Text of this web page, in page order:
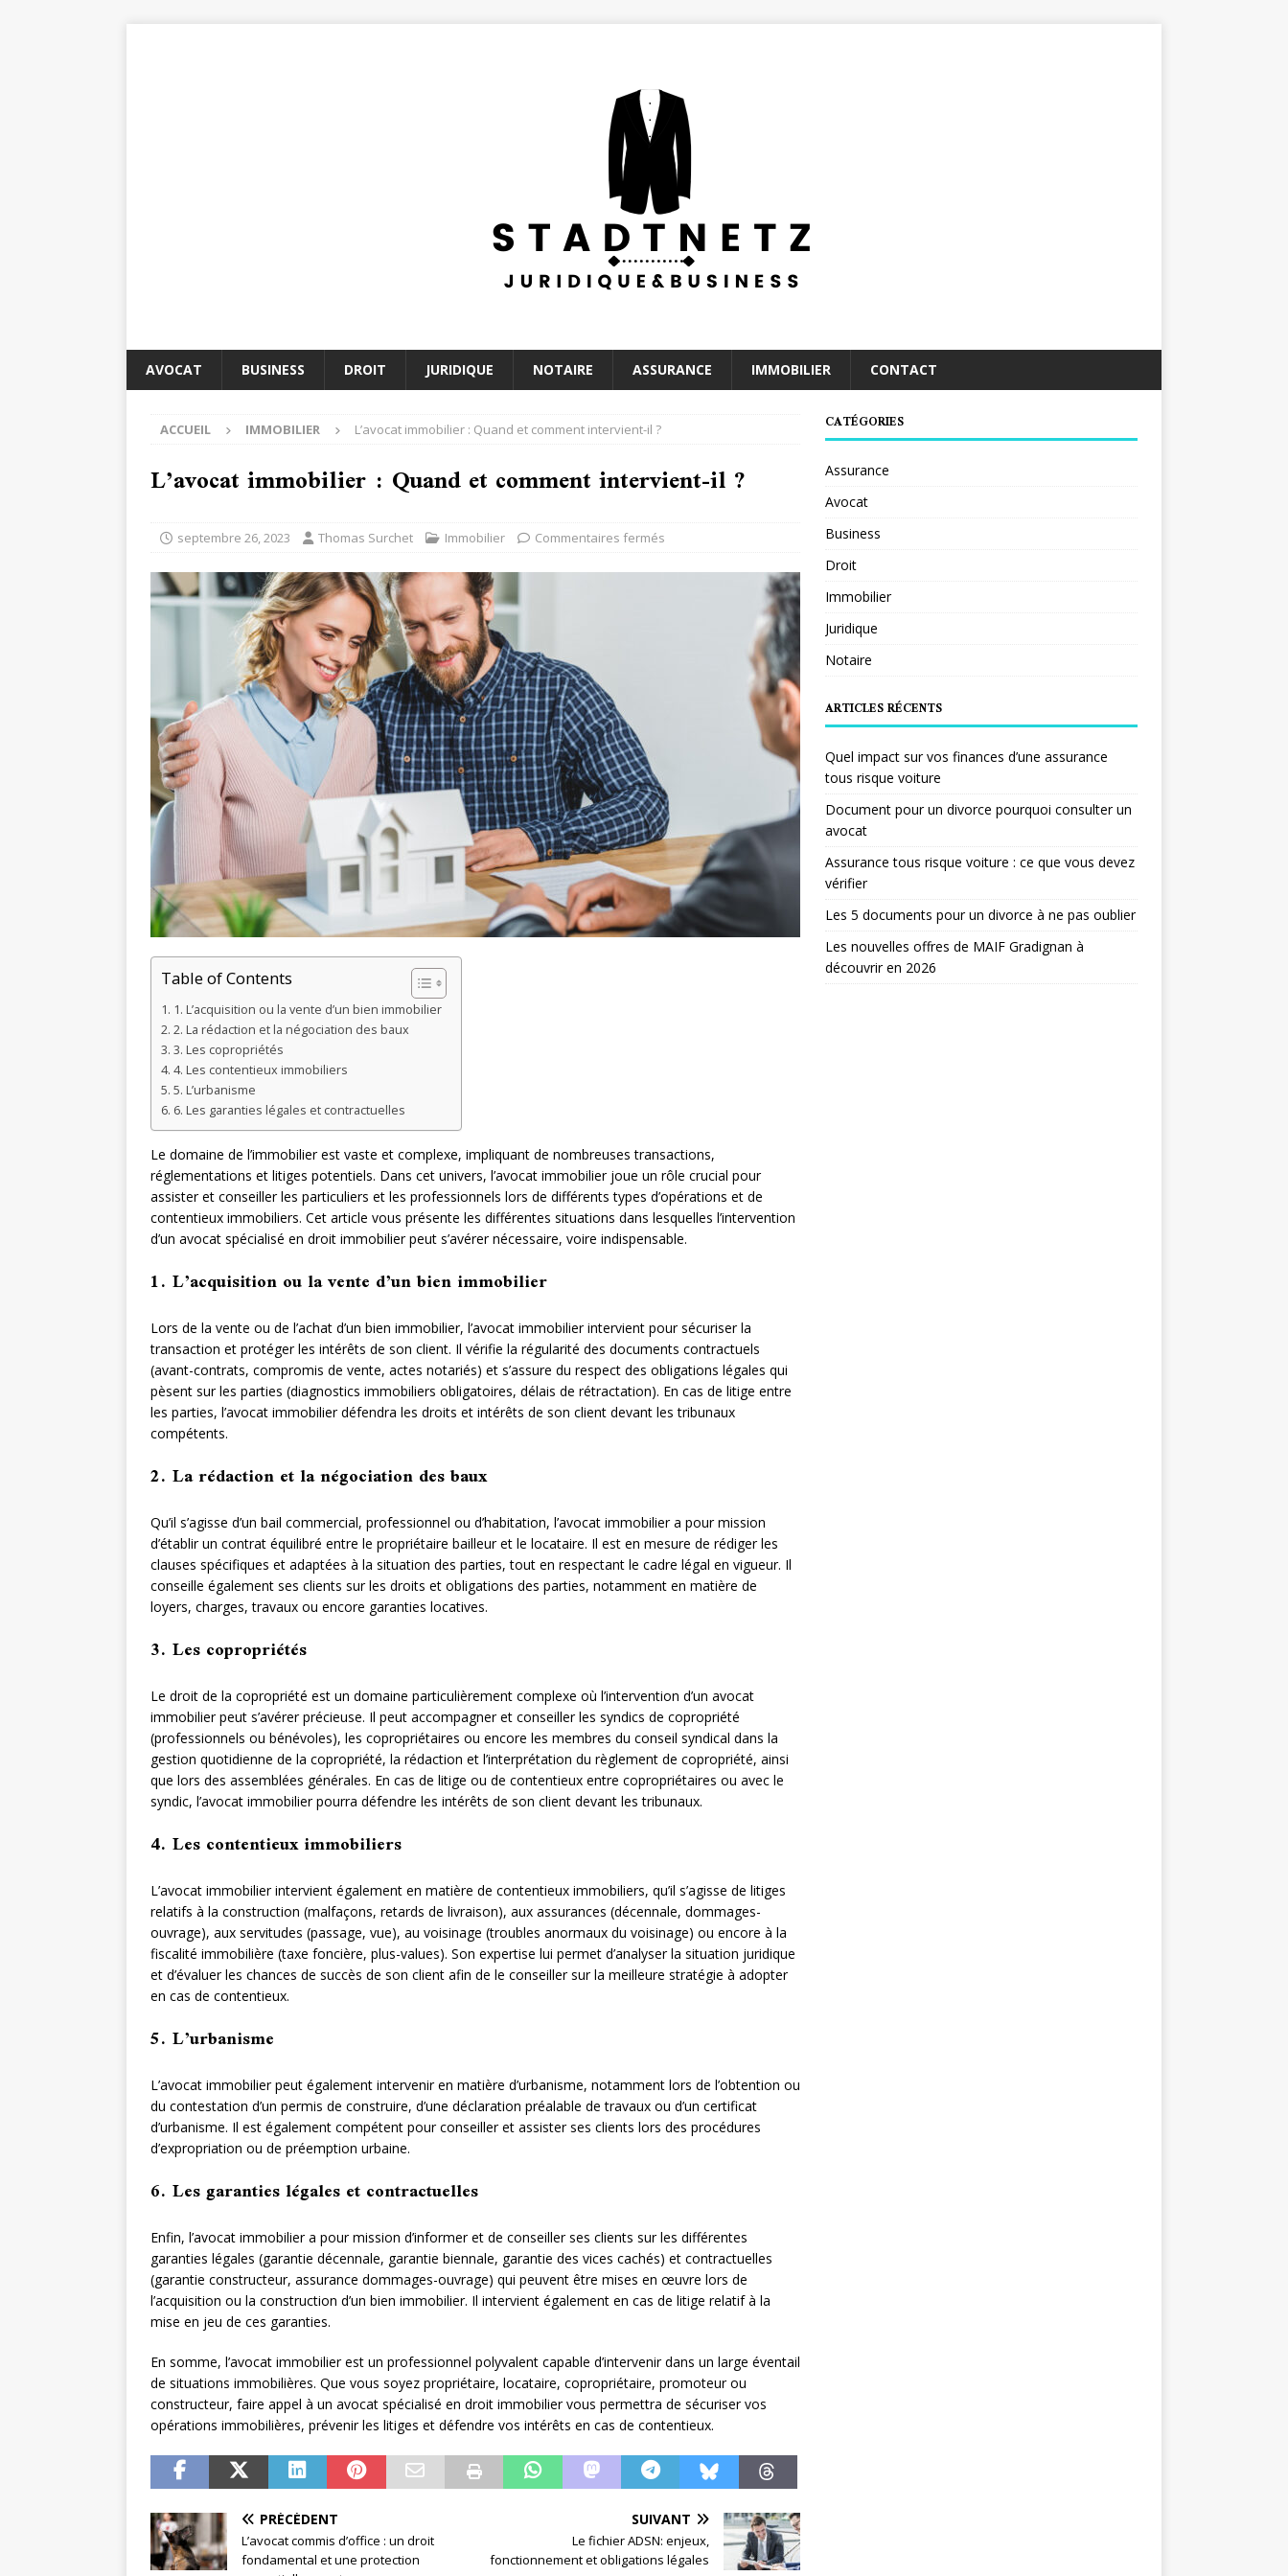
AVOCAT BUSINESS DROIT JURIDIQUE NOTAIRE ASSURANCE IMMOBILIER CONTACT
ACCUEIL IMMOBILIER L’avocat immobilier : Quand et comment intervient-il ?
L’avocat immobilier : Quand et comment intervient-il ?
septembre 26, 2023 Thomas Surchet Immobilier Commentaires fermés
Table of Contents
1. L’acquisition ou la vente d’un bien immobilier
2. La rédaction et la négociation des baux
3. Les copropriétés
4. Les contentieux immobiliers
5. L’urbanisme
6. Les garanties légales et contractuelles
Le domaine de l’immobilier est vaste et complexe, impliquant de nombreuses transactions,
réglementations et litiges potentiels. Dans cet univers, l’avocat immobilier joue un rôle crucial pour
assister et conseiller les particuliers et les professionnels lors de différents types d’opérations et de
contentieux immobiliers. Cet article vous présente les différentes situations dans lesquelles l’intervention
d’un avocat spécialisé en droit immobilier peut s’avérer nécessaire, voire indispensable.
1. L’acquisition ou la vente d’un bien immobilier
Lors de la vente ou de l’achat d’un bien immobilier, l’avocat immobilier intervient pour sécuriser la
transaction et protéger les intérêts de son client. Il vérifie la régularité des documents contractuels
(avant-contrats, compromis de vente, actes notariés) et s’assure du respect des obligations légales qui
pèsent sur les parties (diagnostics immobiliers obligatoires, délais de rétractation). En cas de litige entre
les parties, l’avocat immobilier défendra les droits et intérêts de son client devant les tribunaux
compétents.
2. La rédaction et la négociation des baux
Qu’il s’agisse d’un bail commercial, professionnel ou d’habitation, l’avocat immobilier a pour mission
d’établir un contrat équilibré entre le propriétaire bailleur et le locataire. Il est en mesure de rédiger les
clauses spécifiques et adaptées à la situation des parties, tout en respectant le cadre légal en vigueur. Il
conseille également ses clients sur les droits et obligations des parties, notamment en matière de
loyers, charges, travaux ou encore garanties locatives.
3. Les copropriétés
Le droit de la copropriété est un domaine particulièrement complexe où l’intervention d’un avocat
immobilier peut s’avérer précieuse. Il peut accompagner et conseiller les syndics de copropriété
(professionnels ou bénévoles), les copropriétaires ou encore les membres du conseil syndical dans la
gestion quotidienne de la copropriété, la rédaction et l’interprétation du règlement de copropriété, ainsi
que lors des assemblées générales. En cas de litige ou de contentieux entre copropriétaires ou avec le
syndic, l’avocat immobilier pourra défendre les intérêts de son client devant les tribunaux.
4. Les contentieux immobiliers
L’avocat immobilier intervient également en matière de contentieux immobiliers, qu’il s’agisse de litiges
relatifs à la construction (malfaçons, retards de livraison), aux assurances (décennale, dommages-
ouvrage), aux servitudes (passage, vue), au voisinage (troubles anormaux du voisinage) ou encore à la
fiscalité immobilière (taxe foncière, plus-values). Son expertise lui permet d’analyser la situation juridique
et d’évaluer les chances de succès de son client afin de le conseiller sur la meilleure stratégie à adopter
en cas de contentieux.
5. L’urbanisme
L’avocat immobilier peut également intervenir en matière d’urbanisme, notamment lors de l’obtention ou
du contestation d’un permis de construire, d’une déclaration préalable de travaux ou d’un certificat
d’urbanisme. Il est également compétent pour conseiller et assister ses clients lors des procédures
d’expropriation ou de préemption urbaine.
6. Les garanties légales et contractuelles
Enfin, l’avocat immobilier a pour mission d’informer et de conseiller ses clients sur les différentes
garanties légales (garantie décennale, garantie biennale, garantie des vices cachés) et contractuelles
(garantie constructeur, assurance dommages-ouvrage) qui peuvent être mises en œuvre lors de
l’acquisition ou la construction d’un bien immobilier. Il intervient également en cas de litige relatif à la
mise en jeu de ces garanties.
En somme, l’avocat immobilier est un professionnel polyvalent capable d’intervenir dans un large éventail
de situations immobilières. Que vous soyez propriétaire, locataire, copropriétaire, promoteur ou
constructeur, faire appel à un avocat spécialisé en droit immobilier vous permettra de sécuriser vos
opérations immobilières, prévenir les litiges et défendre vos intérêts en cas de contentieux.
PRÉCÉDENT
L’avocat commis d’office : un droit
fondamental et une protection
SUIVANT
Le fichier ADSN: enjeux,
fonctionnement et obligations légales
CATÉGORIES
Assurance
Avocat
Business
Droit
Immobilier
Juridique
Notaire
ARTICLES RÉCENTS
Quel impact sur vos finances d’une assurance
tous risque voiture
Document pour un divorce pourquoi consulter un
avocat
Assurance tous risque voiture : ce que vous devez
vérifier
Les 5 documents pour un divorce à ne pas oublier
Les nouvelles offres de MAIF Gradignan à
découvrir en 2026